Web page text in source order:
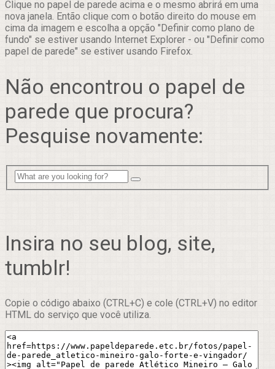
Clique no papel de parede acima e o mesmo abrirá em uma
nova janela. Então clique com o botão direito do mouse em
cima da imagem e escolha a opção "Definir como plano de
fundo" se estiver usando Internet Explorer - ou "Definir como
papel de parede" se estiver usando Firefox.
Não encontrou o papel de
parede que procura?
Pesquise novamente:
Insira no seu blog, site,
tumblr!
Copie o código abaixo (CTRL+C) e cole (CTRL+V) no editor
HTML do serviço que você utiliza.